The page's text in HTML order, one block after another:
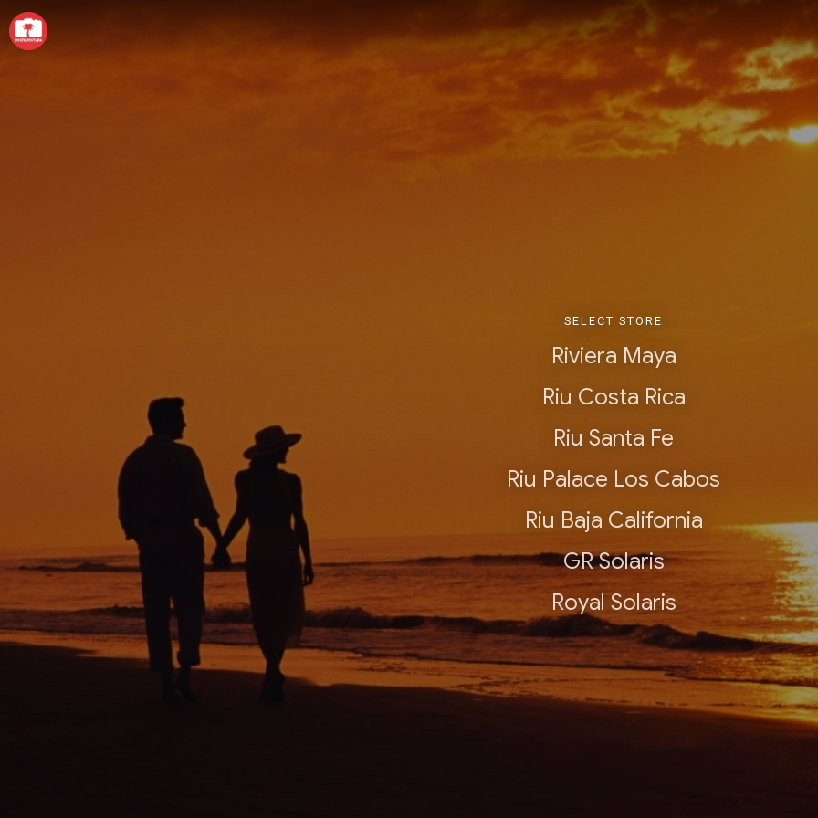
SELECT STORE
Riviera Maya
Riu Costa Rica
Riu Santa Fe
Riu Palace Los Cabos
Riu Baja California
GR Solaris
Royal Solaris